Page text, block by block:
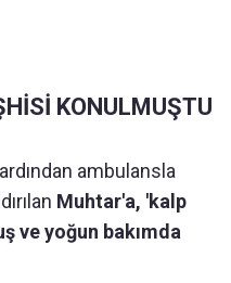
KONULMUŞTU
ambulansla
Muhtar'a, 'kalp
ve yoğun bakımda